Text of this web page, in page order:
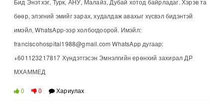
бөөр, элэгний эмийг зарах, худалдаж авахыг хүсвэл бидэнтэй
имэйл, WhatsApp-ээр холбогдоорой. Имэйл:
franciscohospital1988@gmail.com WhatsApp дугаар:
+601123217817 Хүндэтгэсэн Эмнэлгийн ерөнхий захирал ДР
МХАММЕД
0 0 Хариулах